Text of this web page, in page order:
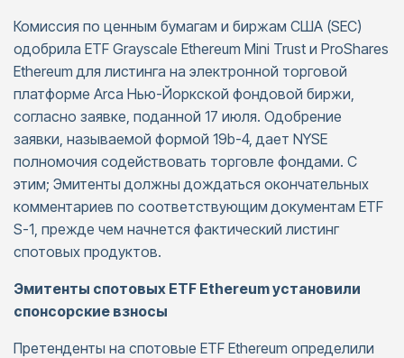
Комиссия по ценным бумагам и биржам США (SEC)
одобрила ETF Grayscale Ethereum Mini Trust и ProShares
Ethereum для листинга на электронной торговой
платформе Arca Нью-Йоркской фондовой биржи,
согласно заявке, поданной 17 июля. Одобрение
заявки, называемой формой 19b-4, дает NYSE
полномочия содействовать торговле фондами. С
этим; Эмитенты должны дождаться окончательных
комментариев по соответствующим документам ETF
S-1, прежде чем начнется фактический листинг
спотовых продуктов.
Эмитенты спотовых ETF Ethereum установили
спонсорские взносы
Претенденты на спотовые ETF Ethereum определили